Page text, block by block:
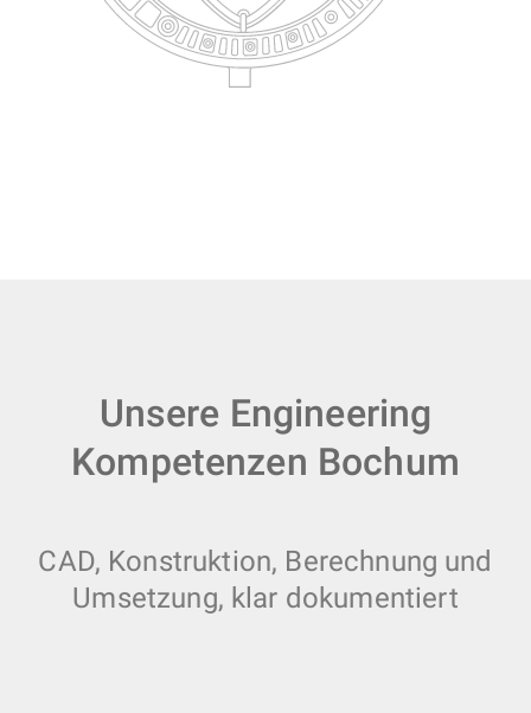
Unsere Engineering
Kompetenzen Bochum
CAD, Konstruktion, Berechnung und
Umsetzung, klar dokumentiert